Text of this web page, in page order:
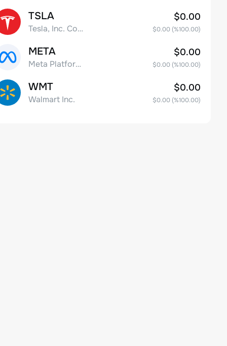
TSLA
Tesla, Inc. Common Stock
$0.00
$0.00(%100.00)
META
Meta Platforms, Inc. Class A Common Stock
$0.00
$0.00(%100.00)
WMT
Walmart Inc.
$0.00
$0.00(%100.00)